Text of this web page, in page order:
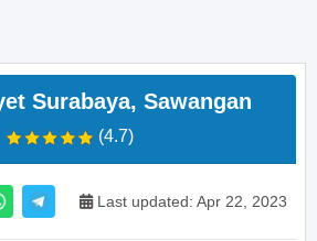
Surabaya, Sawangan
(4.7)
Last updated: Apr 22, 2023